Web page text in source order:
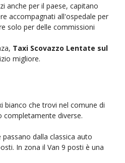
anche per il paese, capitano
accompagnati all'ospedale per
solo per delle commissioni
Taxi Scovazzo Lentate sul
migliore.
bianco che trovi nel comune di
diverse.
dalla classica auto
In zona il Van 9 posti è una